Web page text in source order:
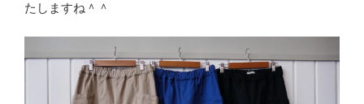
たしますね＾＾